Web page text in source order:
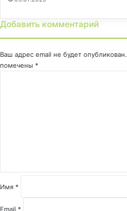
Добавить комментарий
Ваш адрес email не будет опубликован.
помечены *
и
й
Имя *
Email *